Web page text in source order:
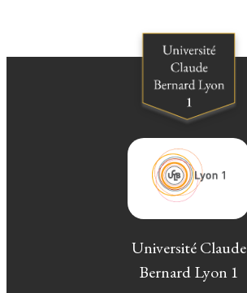
Université Claude
Bernard Lyon 1